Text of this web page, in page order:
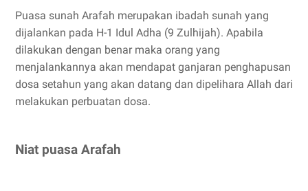
Puasa sunah Arafah merupakan ibadah sunah yang
dijalankan pada H-1 Idul Adha (9 Zulhijah). Apabila
dilakukan dengan benar maka orang yang
menjalankannya akan mendapat ganjaran penghapusan
dosa setahun yang akan datang dan dipelihara Allah dari
melakukan perbuatan dosa.
Niat puasa Arafah